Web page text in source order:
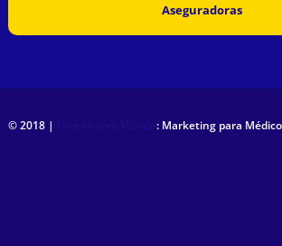
Aseguradoras
© 2018 | : Marketing para